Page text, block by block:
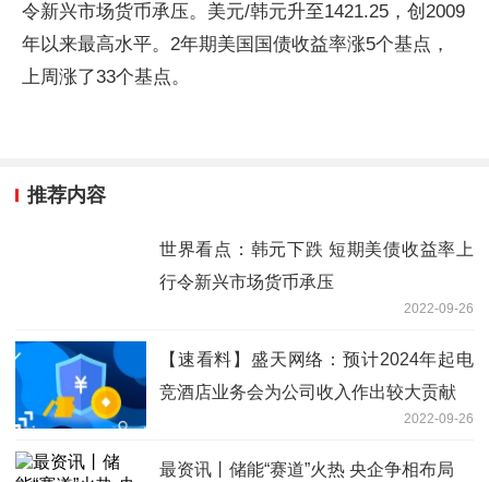
令新兴市场货币承压。美元/韩元升至1421.25，创2009
年以来最高水平。2年期美国国债收益率涨5个基点，
上周涨了33个基点。
推荐内容
世界看点：韩元下跌 短期美债收益率上
行令新兴市场货币承压
2022-09-26
【速看料】盛天网络：预计2024年起电
竞酒店业务会为公司收入作出较大贡献
2022-09-26
最资讯丨储能“赛道”火热 央企争相布局